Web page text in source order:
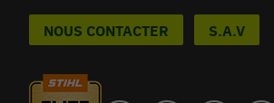
NOUS CONTACTER S.A.V